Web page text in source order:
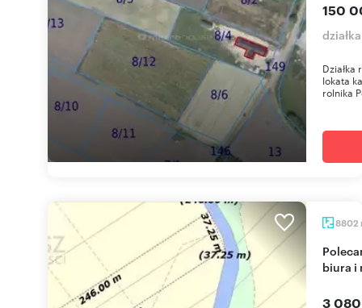
150
lokata
rolnika
8802
Polecam działkę 8 802 m² z MPZP pod usługi,
biura i
3 080